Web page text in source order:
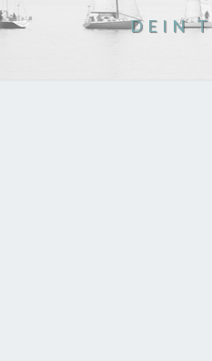
DEIN